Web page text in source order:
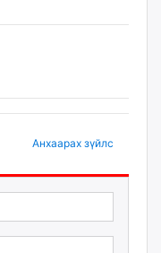
Анхаарах зүйлс